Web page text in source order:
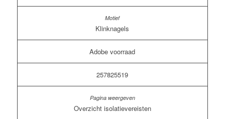
Klinknagels
Adobe voorraad
257825519
Overzicht isolatievereisten